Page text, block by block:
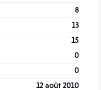
8
13
15
0
0
12 août 2010